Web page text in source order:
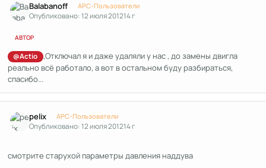
Balabanoff APC-Пользователи
Опубликовано:12 июля 201214 г
АВТОР
@Actio
,Отключал я и даже удаляли у нас , до замены двигла
реально всё работало, а вот в остальном буду разбираться,
спасибо...
pelix APC-Пользователи
Опубликовано:12 июля 201214 г
смотрите старухой параметры давления наддува